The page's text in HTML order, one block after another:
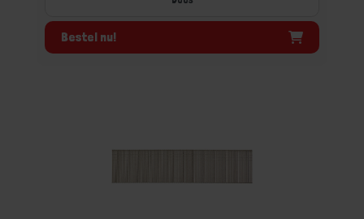
Bestel nu!